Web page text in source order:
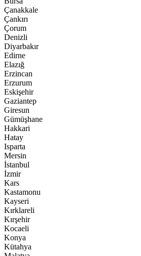
Çanakkale
Çankırı
Çorum
Denizli
Diyarbakır
Edirne
Elazığ
Erzincan
Erzurum
Eskişehir
Gaziantep
Giresun
Gümüşhane
Hakkari
Hatay
Isparta
Mersin
İstanbul
İzmir
Kars
Kastamonu
Kayseri
Kırklareli
Kırşehir
Kocaeli
Konya
Kütahya